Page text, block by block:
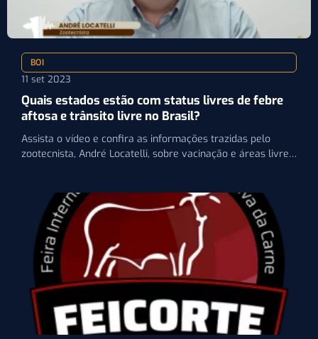
BOI
11 set 2023
Quais estados estão com status livres de febre
aftosa e trânsito livre no Brasil?
Assista o vídeo e confira as informações trazidas pelo
zootecnista, André Locatelli, sobre vacinação e áreas livres